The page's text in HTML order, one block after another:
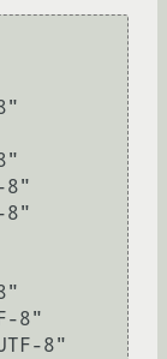
8"
8"
8"
8"